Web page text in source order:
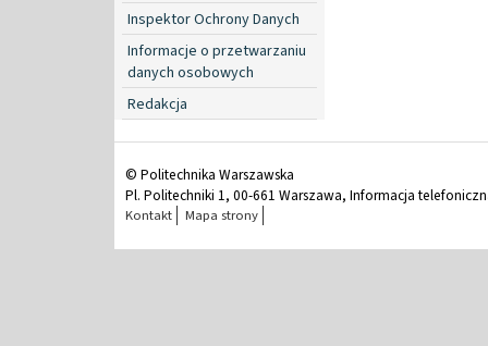
Inspektor Ochrony Danych
Informacje o przetwarzaniu
danych osobowych
Redakcja
© Politechnika Warszawska
Pl. Politechniki 1, 00-661 Warszawa, Informacja
Kontakt Mapa strony